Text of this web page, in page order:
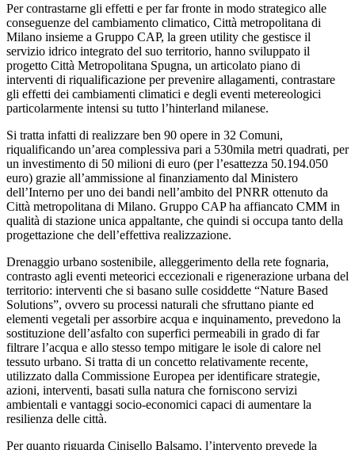
Per contrastarne gli effetti e per far fronte in modo strategico alle
conseguenze del cambiamento climatico, Città metropolitana di
Milano insieme a Gruppo CAP, la green utility che gestisce il
servizio idrico integrato del suo territorio, hanno sviluppato il
progetto Città Metropolitana Spugna, un articolato piano di
interventi di riqualificazione per prevenire allagamenti, contrastare
gli effetti dei cambiamenti climatici e degli eventi metereologici
particolarmente intensi su tutto l’hinterland milanese.
Si tratta infatti di realizzare ben 90 opere in 32 Comuni,
riqualificando un’area complessiva pari a 530mila metri quadrati, per
un investimento di 50 milioni di euro (per l’esattezza 50.194.050
euro) grazie all’ammissione al finanziamento dal Ministero
dell’Interno per uno dei bandi nell’ambito del PNRR ottenuto da
Città metropolitana di Milano. Gruppo CAP ha affiancato CMM in
qualità di stazione unica appaltante, che quindi si occupa tanto della
progettazione che dell’effettiva realizzazione.
Drenaggio urbano sostenibile, alleggerimento della rete fognaria,
contrasto agli eventi meteorici eccezionali e rigenerazione urbana del
territorio: interventi che si basano sulle cosiddette “Nature Based
Solutions”, ovvero su processi naturali che sfruttano piante ed
elementi vegetali per assorbire acqua e inquinamento, prevedono la
sostituzione dell’asfalto con superfici permeabili in grado di far
filtrare l’acqua e allo stesso tempo mitigare le isole di calore nel
tessuto urbano. Si tratta di un concetto relativamente recente,
utilizzato dalla Commissione Europea per identificare strategie,
azioni, interventi, basati sulla natura che forniscono servizi
ambientali e vantaggi socio-economici capaci di aumentare la
resilienza delle città.
Per quanto riguarda Cinisello Balsamo, l’intervento prevede la